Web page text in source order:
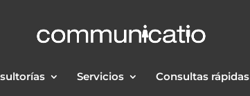
Servicios Consultas rápidas